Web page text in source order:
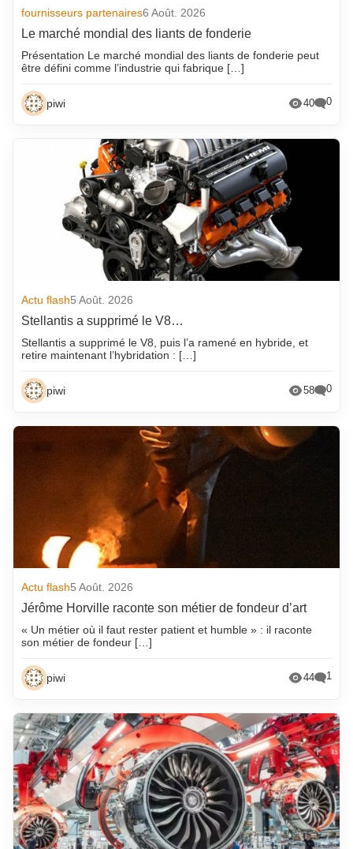
fournisseurs partenaires6 Août. 2026
Le marché mondial des liants de fonderie
Présentation Le marché mondial des liants de fonderie peut
être défini comme l’industrie qui fabrique […]
piwi 40 0
Actu flash5 Août. 2026
Stellantis a supprimé le V8…
Stellantis a supprimé le V8, puis l’a ramené en hybride, et
retire maintenant l’hybridation : […]
piwi 58 0
Actu flash5 Août. 2026
Jérôme Horville raconte son métier de fondeur d’art
« Un métier où il faut rester patient et humble » : il raconte
son métier de fondeur […]
piwi 44 1